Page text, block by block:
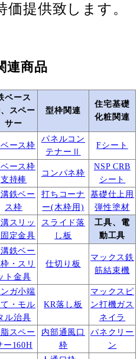
提供致します。
連商品
ベース
スペー
サー
型枠関連
住宅基礎
化粧関連
ース枠
パネルコン
テナーⅡ
Fシート
ース枠
支持棒
コンパネ枠
NSP CRB
シート
鉄ベー
ス枠
打ちコーナ
ー(木枠用)
基礎仕上用
弾性塗材
スリッ
固定金具
スライド落
し板
工具、電
動工具
鉄ベー
・スリ
ト金具
仕切り板
マックス鉄
筋結束機
ガ小端
・モル
ル治具
KR落し板
マックスピ
ン打機ガス
ネイラ
スペー
ー160H
内部通風口
枠
パネクリー
ン